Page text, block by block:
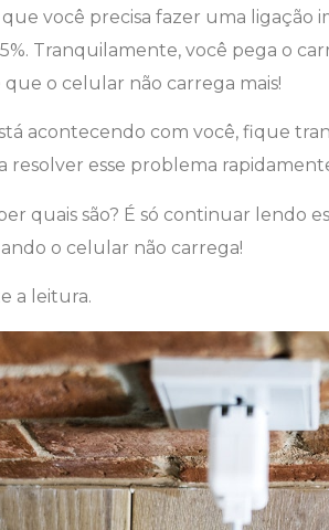
você precisa fazer uma ligação
Tranquilamente, você pega o
o celular não carrega mais!
acontecendo com você, fique
resolver esse problema
quais são? É só continuar lendo
o celular não carrega!
a leitura.